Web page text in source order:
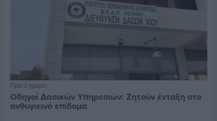
Πριν 3 ημέρες
Οδηγοί Δασικών Υπηρεσιών: Ζητούν ένταξη στο
ανθυγιεινό επίδομα